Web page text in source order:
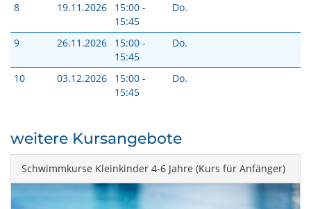
8 19.11.2026
15:00 -
15:45
Do.
9 26.11.2026
15:00 -
15:45
Do.
10 03.12.2026
15:00 -
15:45
Do.
weitere Kursangebote
Schwimmkurse Kleinkinder 4-6 Jahre (Kurs für Anfänger)